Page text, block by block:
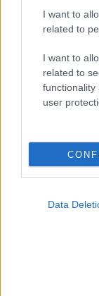
I want to
related to
I want to
related to
functionality
user
Data
ΜΠΕΙΤΕ